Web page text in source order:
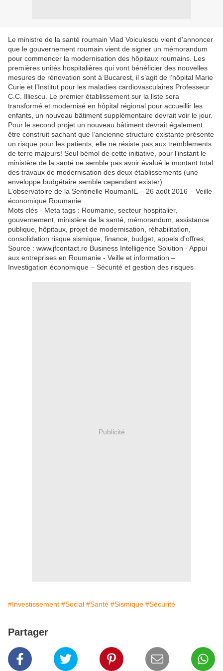
Le ministre de la santé roumain Vlad Voiculescu vient d’annoncer
que le gouvernement roumain vient de signer un mémorandum
pour commencer la modernisation des hôpitaux roumains. Les
premières unités hospitalières qui vont bénéficier des nouvelles
mesures de rénovation sont à Bucarest, il s’agit de l’hôpital Marie
Curie et l’Institut pour les maladies cardiovasculaires Professeur
C.C. Illiescu. Le premier établissement sur la liste sera
transformé et modernisé en hôpital régional pour accueillir les
enfants, un nouveau bâtiment supplémentaire devrait voir le jour.
Pour le second projet un nouveau bâtiment devrait également
être construit sachant que l’ancienne structure existante présente
un risque pour les patients, elle ne résiste pas aux tremblements
de terre majeurs! Seul bémol de cette initiative, pour l’instant le
ministère de la santé ne semble pas avoir évalué le montant total
des travaux de modernisation des deux établissements (une
enveloppe budgétaire semble cependant exister).
L’observatoire de la Sentinelle RoumanIE – 26 août 2016 – Veille
économique Roumanie
Mots clés - Meta tags : Roumanie, secteur hospitalier,
gouvernement, ministère de la santé, mémorandum, assistance
publique, hôpitaux, projet de modernisation, réhabilitation,
consolidation risque sismique, finance, budget, appels d'offres,
Source : www.jfcontact.ro Business Intelligence Solution - Appui
aux entreprises en Roumanie - Veille et information –
Investigation économique – Sécurité et gestion des risques
Publicité
#Investissement #Social #Santé #Sismique #Sécurité
Partager